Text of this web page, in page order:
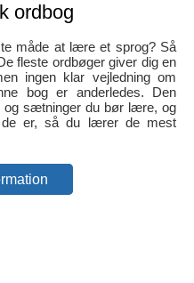
ordbog
måde at lære et sprog? Så
fleste ordbøger giver dig en
ingen klar vejledning om
bog er anderledes. Den
og sætninger du bør lære, og
de er, så du lærer de mest